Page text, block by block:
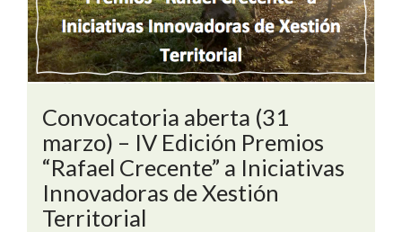
Convocatoria aberta (31
marzo) – IV Edición Premios
“Rafael Crecente” a Iniciativas
Innovadoras de Xestión
Territorial